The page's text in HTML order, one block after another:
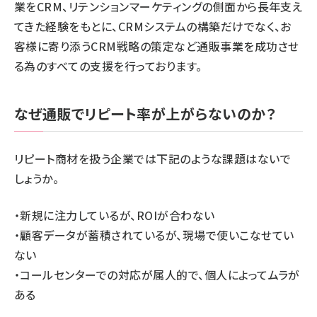
業をCRM、リテンションマーケティングの側面から長年支え
てきた経験をもとに、CRMシステムの構築だけでなく、お
客様に寄り添うCRM戦略の策定など通販事業を成功させ
る為のすべての支援を行っております。
なぜ通販でリピート率が上がらないのか？
リピート商材を扱う企業では下記のような課題はないで
しょうか。
・新規に注力しているが、ROIが合わない
・顧客データが蓄積されているが、現場で使いこなせてい
ない
・コールセンターでの対応が属人的で、個人によってムラが
ある